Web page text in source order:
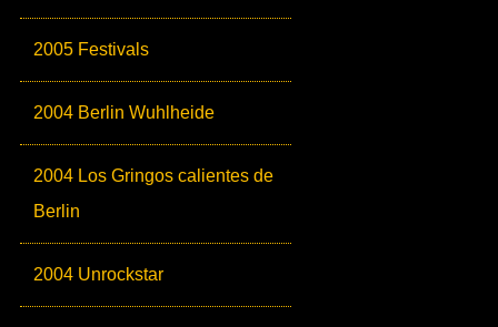
2005 Festivals
2004 Berlin Wuhlheide
2004 Los Gringos calientes de
Berlin
2004 Unrockstar